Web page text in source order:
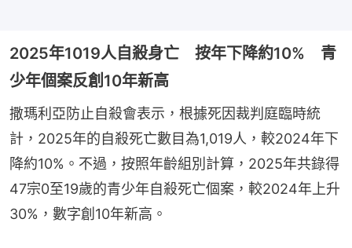
2025年1019人自殺身亡 按年下降約10% 青
少年個案反創10年新高
撒瑪利亞防止自殺會表示，根據死因裁判庭臨時統
計，2025年的自殺死亡數目為1,019人，較2024年下
降約10%。不過，按照年齡組別計算，2025年共錄得
47宗0至19歲的青少年自殺死亡個案，較2024年上升
30%，數字創10年新高。